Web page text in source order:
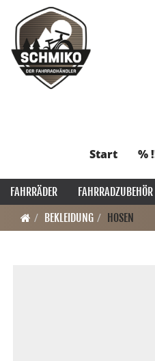
Start %
FAHRRÄDER FAHRRADZUBEHÖR
BEKLEIDUNG
HOSEN